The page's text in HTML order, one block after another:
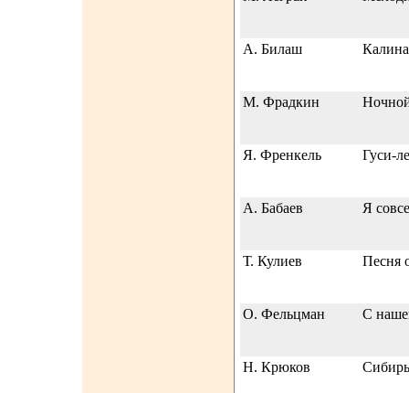
А. Билаш
М. Фрадкин
Я. Френкель Гуси-
А. Бабаев Я
Т. Кулиев Песня
О. Фельцман С
Н. Крюков